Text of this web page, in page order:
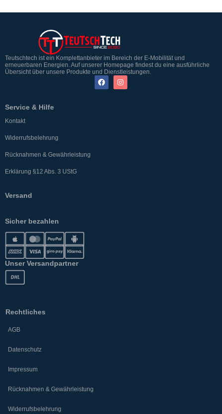
Teutschtech ist ein Komplettanbieter im Bereich der E-Mobilität und
erneuerbaren Energien. Auf unserer Homepage findest du eine ausführliche
Übersicht über unsere Produkte und Dienstleistungen.
Service & Hilfe
Kontakt
Widerrufsbelehrung
Rücknahmen & Gewährleistung
Erklärung §12 Abs. 3 UStG
Versand
Sicher bezahlen
Unser Versandpartner
Rechtliches
AGB
Datenschutz
Impressum
Rücknahmen & Gewährleistung
Widerrufsbelehrung